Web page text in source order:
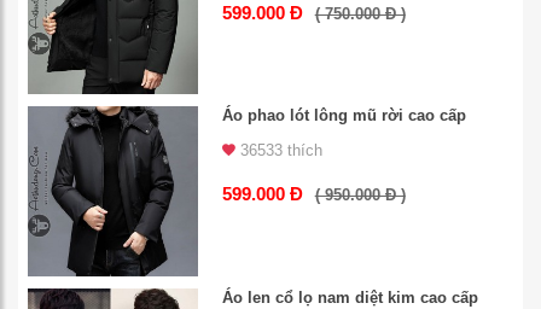
599.000 Đ ( 750.000 Đ )
Áo phao lót lông mũ rời cao cấp
36533 thích
599.000 Đ ( 950.000 Đ )
Áo len cổ lọ nam diệt kim cao cấp